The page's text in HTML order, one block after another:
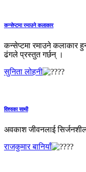
कन्सेप्टमा रमाउने कलाकार
कन्सेप्टमा रमाउने कलाकार
ढंगले प्रस्तुत गर्छन् ।
सुनिता लोहनी
विश्वका साथी
अवकाश जीवनलाई सिर्जनशील
राजकुमार बानियाँ